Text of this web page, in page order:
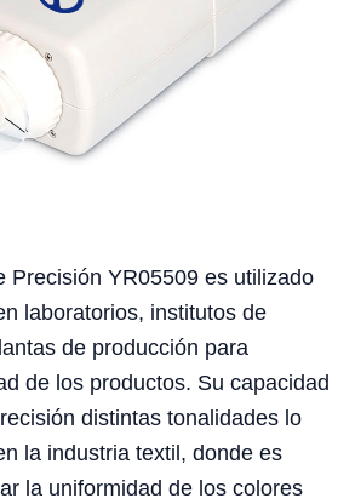
Precisión YR05509 es utilizado
laboratorios, institutos de
de producción para
de los productos. Su capacidad
distintas tonalidades lo
la industria textil, donde es
la uniformidad de los colores